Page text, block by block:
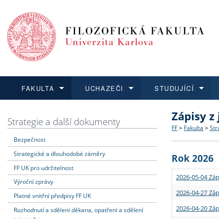
FAKULTA
Dozvědět se více
Struktura
Strategie
Podpora
UCHAZEČI
Podat přihlášku
Co
Učitelské
STUDUJÍCÍ
Dozvědět se více
Rigorózní
Dozvědět se více
O vědě a
Granty a
Dozvědět se více
Aktuální
Strategie a další dokumenty
Bezpečnost
Strategické a dlouhodobé záměry
FF UK pro udržitelnost
Výroční zprávy
Platné vnitřní předpisy FF UK
Rozhodnutí a sdělení děkana, opatření a sdělení
Zápisy
FF > Fakulta >
Rok 2026
2026-05-04
2026-04-27
2026-04-20